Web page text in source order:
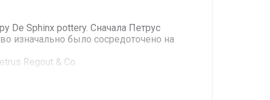
De Sphinx pottery. Сначала Петрус
изначально было сосредоточено на
Regout & Co.